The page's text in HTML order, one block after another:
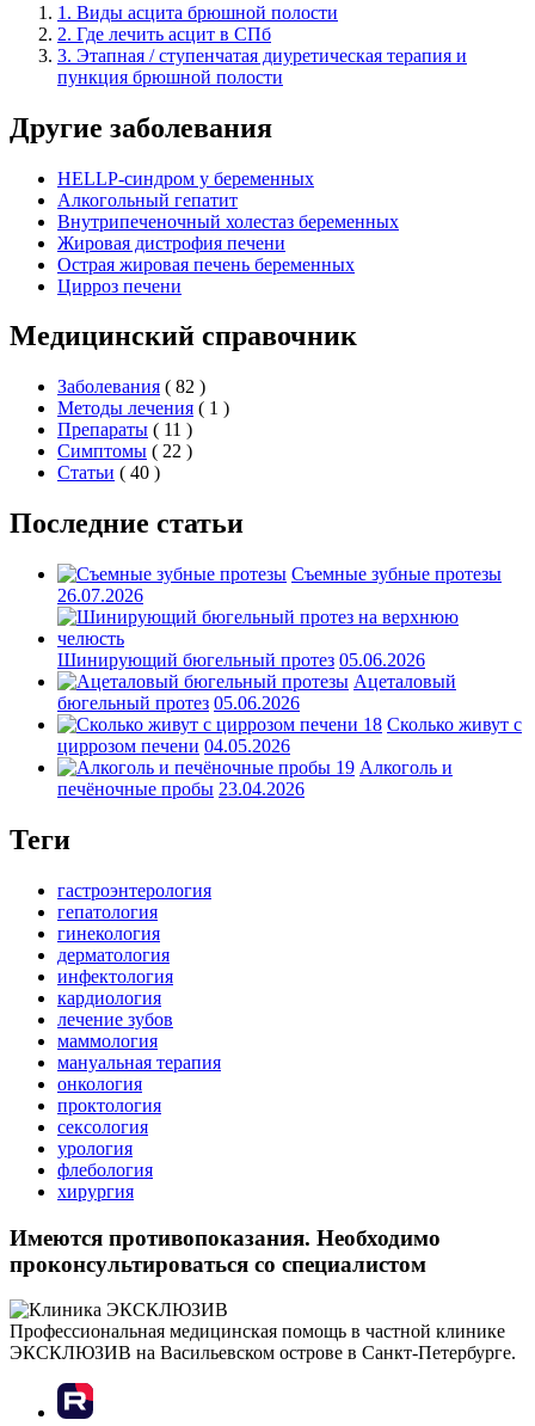
1. Виды асцита брюшной полости
2. Где лечить асцит в СПб
3. Этапная / ступенчатая диуретическая терапия и
пункция брюшной полости
Другие заболевания
HELLP-синдром у беременных
Алкогольный гепатит
Внутрипеченочный холестаз беременных
Жировая дистрофия печени
Острая жировая печень беременных
Цирроз печени
Медицинский справочник
Заболевания ( 82 )
Методы лечения ( 1 )
Препараты ( 11 )
Симптомы ( 22 )
Статьи ( 40 )
Последние статьи
Съемные зубные протезы
26.07.2026
Шинирующий бюгельный протез 05.06.2026
Ацеталовый
бюгельный протез 05.06.2026
Сколько живут с
циррозом печени 04.05.2026
Алкоголь и
печёночные пробы 23.04.2026
Теги
гастроэнтерология
гепатология
гинекология
дерматология
инфектология
кардиология
лечение зубов
маммология
мануальная терапия
онкология
проктология
сексология
урология
флебология
хирургия
Имеются противопоказания. Необходимо
проконсультироваться со специалистом
Профессиональная медицинская помощь в частной клинике
ЭКСКЛЮЗИВ на Васильевском острове в Санкт-Петербурге.